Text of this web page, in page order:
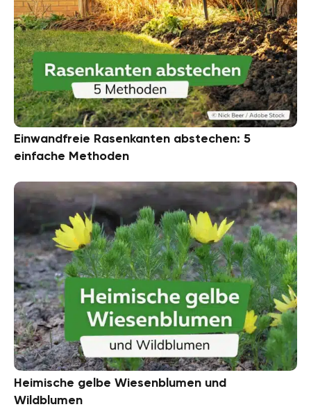
Einwandfreie Rasenkanten abstechen: 5
einfache Methoden
Heimische gelbe Wiesenblumen und
Wildblumen